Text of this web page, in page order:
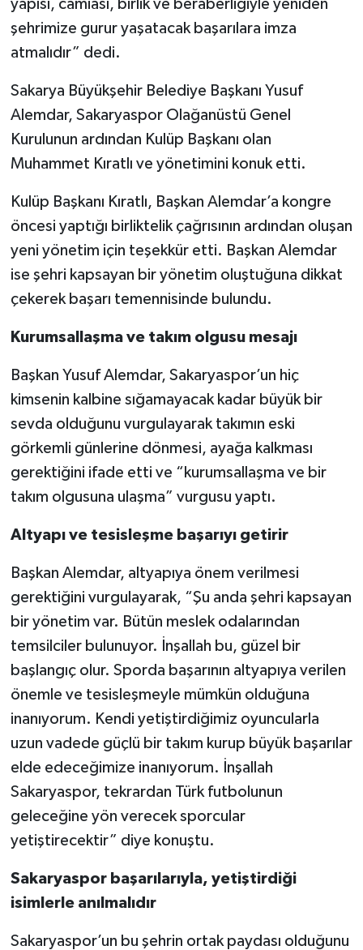
yapısı, camiası, birlik ve beraberliğiyle yeniden
şehrimize gurur yaşatacak başarılara imza
atmalıdır” dedi.
Sakarya Büyükşehir Belediye Başkanı Yusuf
Alemdar, Sakaryaspor Olağanüstü Genel
Kurulunun ardından Kulüp Başkanı olan
Muhammet Kıratlı ve yönetimini konuk etti.
Kulüp Başkanı Kıratlı, Başkan Alemdar’a kongre
öncesi yaptığı birliktelik çağrısının ardından oluşan
yeni yönetim için teşekkür etti. Başkan Alemdar
ise şehri kapsayan bir yönetim oluştuğuna dikkat
çekerek başarı temennisinde bulundu.
Kurumsallaşma ve takım olgusu mesajı
Başkan Yusuf Alemdar, Sakaryaspor’un hiç
kimsenin kalbine sığamayacak kadar büyük bir
sevda olduğunu vurgulayarak takımın eski
görkemli günlerine dönmesi, ayağa kalkması
gerektiğini ifade etti ve “kurumsallaşma ve bir
takım olgusuna ulaşma” vurgusu yaptı.
Altyapı ve tesisleşme başarıyı getirir
Başkan Alemdar, altyapıya önem verilmesi
gerektiğini vurgulayarak, “Şu anda şehri kapsayan
bir yönetim var. Bütün meslek odalarından
temsilciler bulunuyor. İnşallah bu, güzel bir
başlangıç olur. Sporda başarının altyapıya verilen
önemle ve tesisleşmeyle mümkün olduğuna
inanıyorum. Kendi yetiştirdiğimiz oyuncularla
uzun vadede güçlü bir takım kurup büyük başarılar
elde edeceğimize inanıyorum. İnşallah
Sakaryaspor, tekrardan Türk futbolunun
geleceğine yön verecek sporcular
yetiştirecektir” diye konuştu.
Sakaryaspor başarılarıyla, yetiştirdiği
isimlerle anılmalıdır
Sakaryaspor’un bu şehrin ortak paydası olduğunu